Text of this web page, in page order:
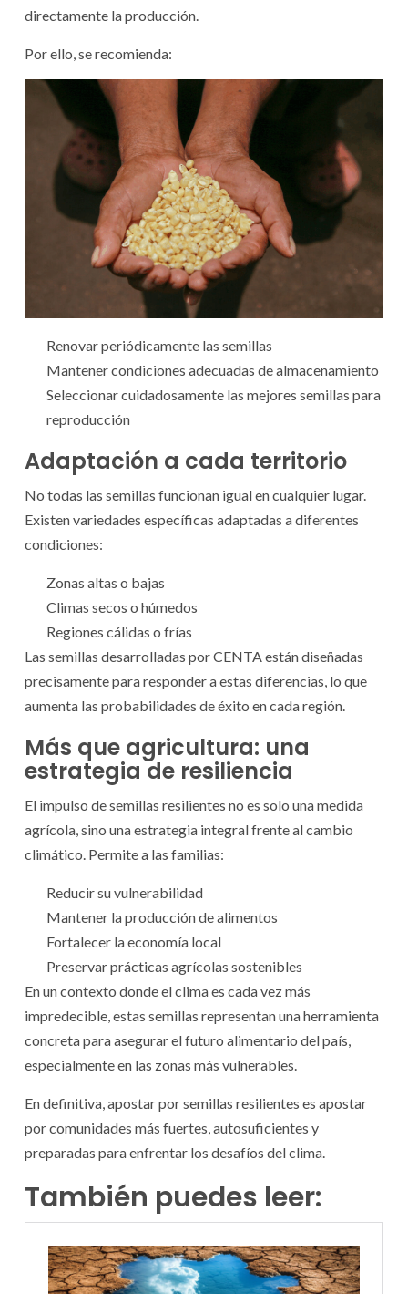
directamente la producción.
Por ello, se recomienda:
Renovar periódicamente las semillas
Mantener condiciones adecuadas de almacenamiento
Seleccionar cuidadosamente las mejores semillas para
reproducción
Adaptación a cada territorio
No todas las semillas funcionan igual en cualquier lugar.
Existen variedades específicas adaptadas a diferentes
condiciones:
Zonas altas o bajas
Climas secos o húmedos
Regiones cálidas o frías
Las semillas desarrolladas por CENTA están diseñadas
precisamente para responder a estas diferencias, lo que
aumenta las probabilidades de éxito en cada región.
Más que agricultura: una
estrategia de resiliencia
El impulso de semillas resilientes no es solo una medida
agrícola, sino una estrategia integral frente al cambio
climático. Permite a las familias:
Reducir su vulnerabilidad
Mantener la producción de alimentos
Fortalecer la economía local
Preservar prácticas agrícolas sostenibles
En un contexto donde el clima es cada vez más
impredecible, estas semillas representan una herramienta
concreta para asegurar el futuro alimentario del país,
especialmente en las zonas más vulnerables.
En definitiva, apostar por semillas resilientes es apostar
por comunidades más fuertes, autosuficientes y
preparadas para enfrentar los desafíos del clima.
También puedes leer: